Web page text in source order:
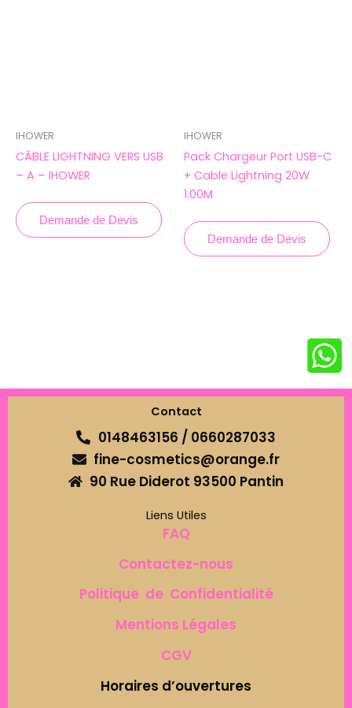
IHOWER
CÂBLE LIGHTNING VERS USB
– A – IHOWER
Demande de Devis
IHOWER
Pack Chargeur Port USB-C
+ Cable Lightning 20W
1.00M
Demande de Devis
Contact
0148463156 / 0660287033
fine-cosmetics@orange.fr
90 Rue Diderot 93500 Pantin
Liens Utiles
FAQ
Contactez-nous
Politique de Confidentialité
Mentions Légales
CGV
Horaires d’ouvertures